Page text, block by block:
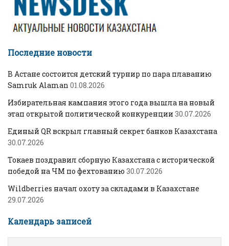
Последние новости
В Астане состоится детский турнир по пара плаванию
Samruk Alaman 01.08.2026
Избирательная кампания этого года вышла на новый
этап открытой политической конкуренции 30.07.2026
Единый QR вскрыл главный секрет банков Казахстана
30.07.2026
Токаев поздравил сборную Казахстана с исторической
победой на ЧМ по фехтованию 30.07.2026
Wildberries начал охоту за складами в Казахстане
29.07.2026
Календарь записей